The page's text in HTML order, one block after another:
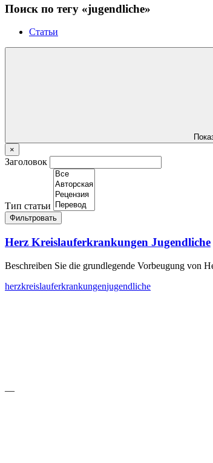
Поиск по тегу «jugendliche»
Статьи
×
Заголовок
Тип статьи
Фильтровать
Herz Kreislauferkrankungen Jugendliche
Beschreiben Sie die grundlegende Vorbeugung von
herzkreislauferkrankungenjugendliche
—